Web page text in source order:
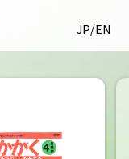
JP/EN